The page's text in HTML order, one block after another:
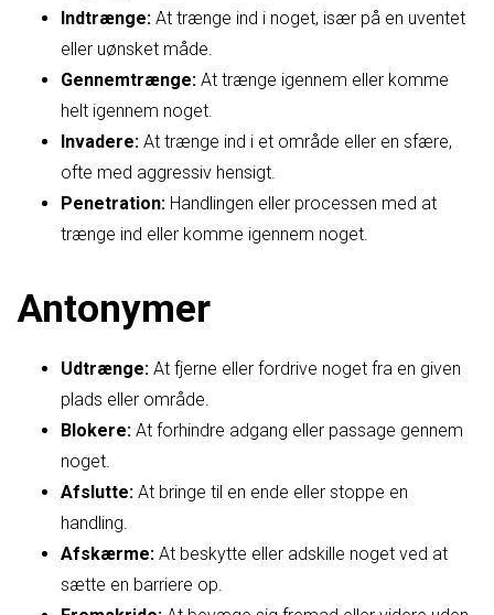
Indtrænge: At trænge ind i noget, især på en uventet
eller uønsket måde.
Gennemtrænge: At trænge igennem eller komme
helt igennem noget.
Invadere: At trænge ind i et område eller en sfære,
ofte med aggressiv hensigt.
Penetration: Handlingen eller processen med at
trænge ind eller komme igennem noget.
Antonymer
Udtrænge: At fjerne eller fordrive noget fra en given
plads eller område.
Blokere: At forhindre adgang eller passage gennem
noget.
Afslutte: At bringe til en ende eller stoppe en
handling.
Afskærme: At beskytte eller adskille noget ved at
sætte en barriere op.